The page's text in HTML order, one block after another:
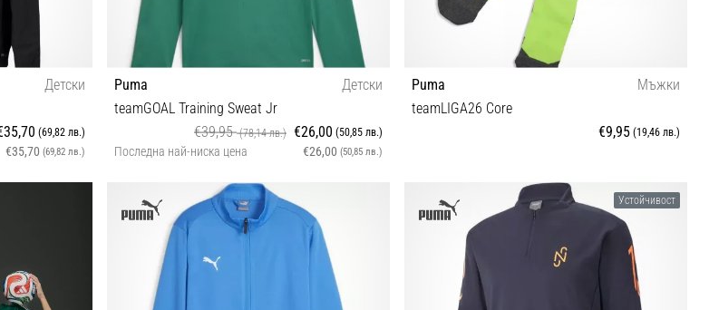
Детски
(69,82 лв.)
€35,70 (69,82 лв.)
Puma
Детски
teamGOAL Training Sweat Jr
€39,95(78,14 лв.) €26,00 (50,85 лв.)
Последна най-ниска цена €26,00 (50,85 лв.)
140 152 164
Puma
Мъжки
teamLIGA26 Core
€9,95 (19,46 лв.)
3 Устойчивост